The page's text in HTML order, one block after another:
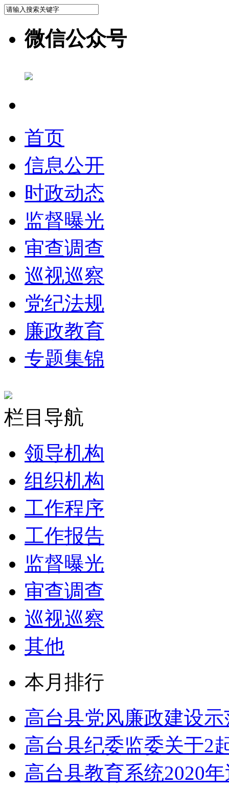
微信公众号
首页
信息公开
时政动态
监督曝光
审查调查
巡视巡察
党纪法规
廉政教育
专题集锦
栏目导航
领导机构
组织机构
工作程序
工作报告
监督曝光
审查调查
巡视巡察
其他
本月排行
高台县党风廉政建设
高台县纪委监委关于2
高台县教育系统2020